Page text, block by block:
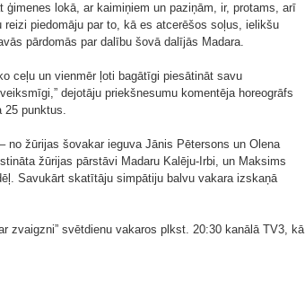
lokā, ar kaimiņiem un paziņām, ir, protams, arī
piedomāju par to, kā es atcerēšos soļus, ielikšu
pārdomās par dalību šovā dalījās Madara.
ceļu un vienmēr ļoti bagātīgi piesātināt savu
dejotāju priekšnesumu komentēja horeogrāfs
25 punktus.
no žūrijas šovakar ieguva Jānis Pētersons un Olena
žūrijas pārstāvi Madaru Kalēju-Irbi, un Maksims
Savukārt skatītāju simpātiju balvu vakara izskaņā
zvaigzni” svētdienu vakaros plkst. 20:30 kanālā TV3, kā